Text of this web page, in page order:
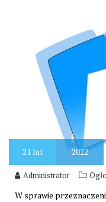
21lut 2022
Administrator
W sprawie